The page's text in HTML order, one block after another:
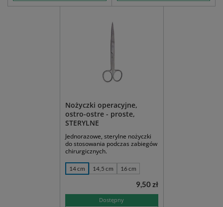
Nożyczki operacyjne,
ostro-ostre - proste,
STERYLNE
Jednorazowe, sterylne nożyczki
do stosowania podczas zabiegów
chirurgicznych.
14 cm 14,5 cm 16 cm
Dostępny
9,50 zł